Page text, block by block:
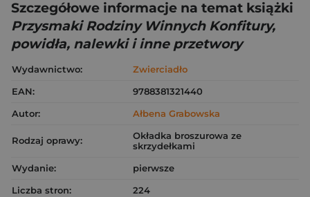
Szczegółowe informacje na temat książki
Przysmaki Rodziny Winnych Konfitury,
powidła, nalewki i inne przetwory
Wydawnictwo:
Zwierciadło
EAN:
9788381321440
Autor:
Ałbena Grabowska
Rodzaj oprawy:
Okładka broszurowa ze
skrzydełkami
Wydanie:
pierwsze
Liczba stron:
224